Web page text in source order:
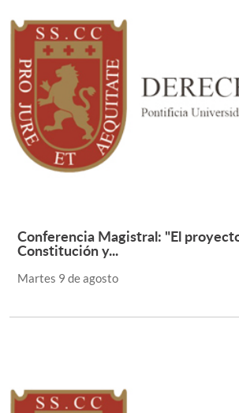
Conferencia Magistral: "El
Constitución y...
Martes 9 de agosto